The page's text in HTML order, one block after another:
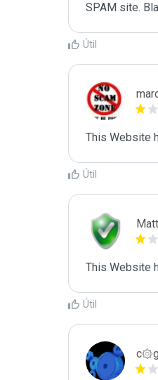
SPAM site.
Útil
This Website
Útil
This Website
Útil
c۞g